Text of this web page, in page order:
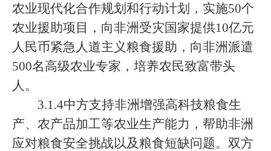
农业现代化合作规划和行动计划，实施50个
农业援助项目，向非洲受灾国家提供10亿元
人民币紧急人道主义粮食援助，向非洲派遣
500名高级农业专家，培养农民致富带头
人。
3.1.4中方支持非洲增强高科技粮食生
产、农产品加工等农业生产能力，帮助非洲
应对粮食安全挑战以及粮食短缺问题。双方